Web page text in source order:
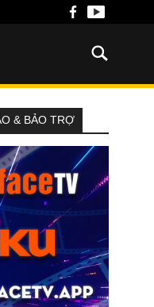
& BẢO TRỢ